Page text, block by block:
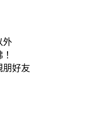
外
朋好友